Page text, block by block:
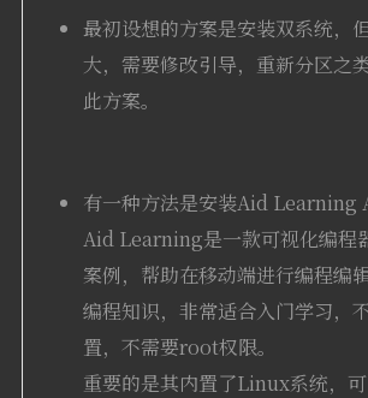
最初设想的方案是安装双系统，
大，需要修改引导，重新分区之
此方案。
有一种方法是安装Aid Learning
Aid Learning是一款可视化编程
案例，帮助在移动端进行编程编
编程知识，非常适合入门学习，
置，不需要root权限。
重要的是其内置了Linux系统，